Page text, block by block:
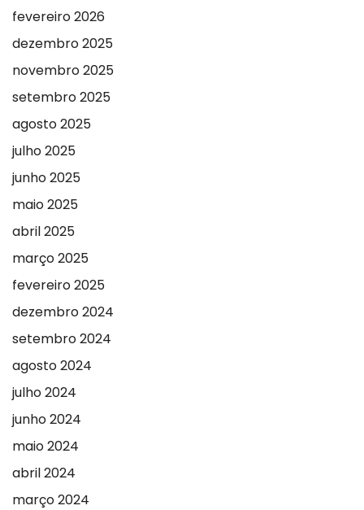
fevereiro 2026
dezembro 2025
novembro 2025
setembro 2025
agosto 2025
julho 2025
junho 2025
maio 2025
abril 2025
março 2025
fevereiro 2025
dezembro 2024
setembro 2024
agosto 2024
julho 2024
junho 2024
maio 2024
abril 2024
março 2024